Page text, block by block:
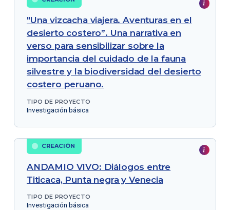
"Una vizcacha viajera. Aventuras en el
desierto costero”. Una narrativa en
verso para sensibilizar sobre la
importancia del cuidado de la fauna
silvestre y la biodiversidad del desierto
costero peruano.
TIPO DE PROYECTO
Investigación básica
CREACIÓN
ANDAMIO VIVO: Diálogos entre
Titicaca, Punta negra y Venecia
TIPO DE PROYECTO
Investigación básica